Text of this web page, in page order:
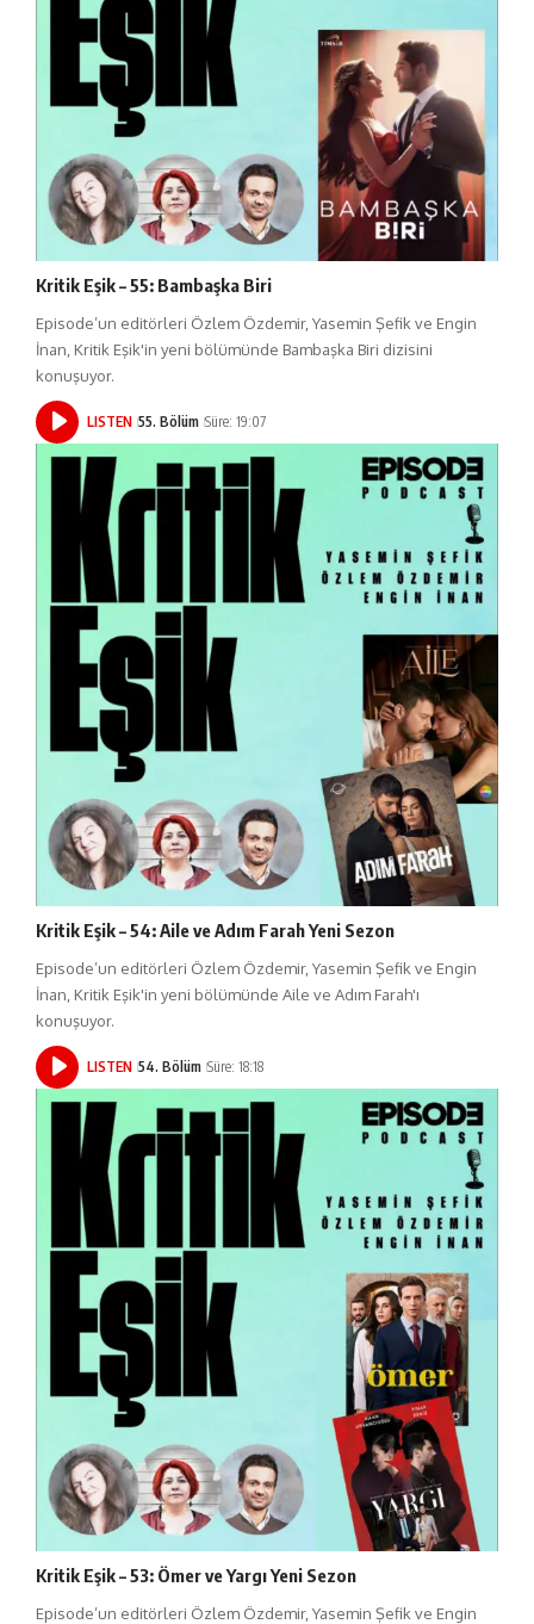
Kritik Eşik – 55: Bambaşka Biri
Episode’un editörleri Özlem Özdemir, Yasemin Şefik ve Engin
İnan, Kritik Eşik'in yeni bölümünde Bambaşka Biri dizisini
konuşuyor.
LISTEN 55. Bölüm Süre: 19:07
Kritik Eşik – 54: Aile ve Adım Farah Yeni Sezon
Episode’un editörleri Özlem Özdemir, Yasemin Şefik ve Engin
İnan, Kritik Eşik'in yeni bölümünde Aile ve Adım Farah'ı
konuşuyor.
LISTEN 54. Bölüm Süre: 18:18
Kritik Eşik – 53: Ömer ve Yargı Yeni Sezon
Episode’un editörleri Özlem Özdemir, Yasemin Şefik ve Engin